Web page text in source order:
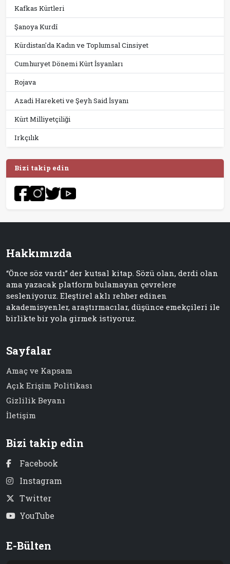
Kafkas Kürtleri
Şanoya Kurdî
Kürdistan'da Kadın ve Toplumsal Cinsiyet
Cumhuryet Dönemi Kürt İsyanları
Rojava
Azadi Hareketi ve Şeyh Said İsyanı
Kürt Milliyetçiliği
Irkçılık
Bizi takip edin
Hakkımızda
“Önce söz vardı” der kutsal kitap. Sözü olan, derdi olan
ama yazacak platform bulamayan çevrelere
sesleniyoruz. Eleştirel aklı rehber edinen
akademisyenler, araştırmacılar, düşünce emekçileri ile
birlikte bir yola girmek istiyoruz.
Sayfalar
Amaç ve Kapsam
Açık Erişim Politikası
Gizlilik Beyanı
İletişim
Bizi takip edin
Facebook
Instagram
Twitter
YouTube
E-Bülten